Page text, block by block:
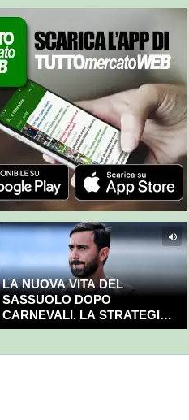
LA NUOVA VITA DEL
SASSUOLO DOPO
CARNEVALI. LA STRATEGIA È
GIÀ CHIARA E DECISA